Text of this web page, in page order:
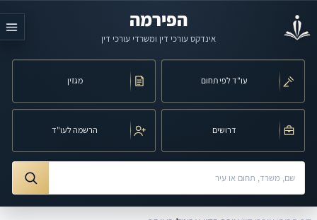
הפירמה
אינדקס עורכי דין ומשרדי עורכי דין
עו"ד לפי תחום מגזין
דרושים הרשמה לעו"ד
חיפוש לפי שם, משרד, תחום משפט או עיר